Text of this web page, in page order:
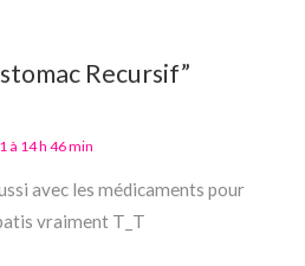
Recursif”
à 14 h 46 min
avec les médicaments pour
vraiment T_T